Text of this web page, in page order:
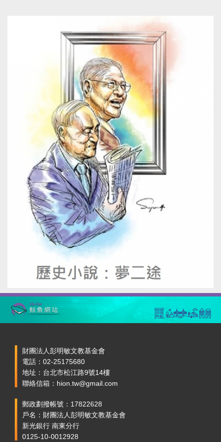
財團法人彭明敏文教基金會
電話：02-25175680
地址：台北市松江路9號14樓
聯絡信箱：hion.tw@gmail.com
郵政劃撥帳號：17822628
戶名：財團法人彭明敏文教基金會
新光銀行 南東分行
0125-10-0012928